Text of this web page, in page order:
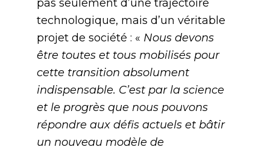
pas seulement d’une trajectoire
technologique, mais d’un véritable
projet de société : « Nous devons
être toutes et tous mobilisés pour
cette transition absolument
indispensable. C’est par la science
et le progrès que nous pouvons
répondre aux défis actuels et bâtir
un nouveau modèle de